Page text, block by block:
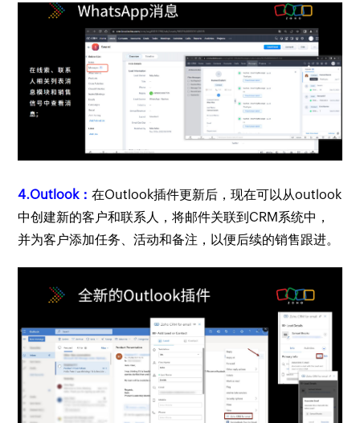
4.Outlook：在Outlook插件更新后，现在可以从outlook
中创建新的客户和联系人，将邮件关联到CRM系统中，
并为客户添加任务、活动和备注，以便后续的销售跟进。